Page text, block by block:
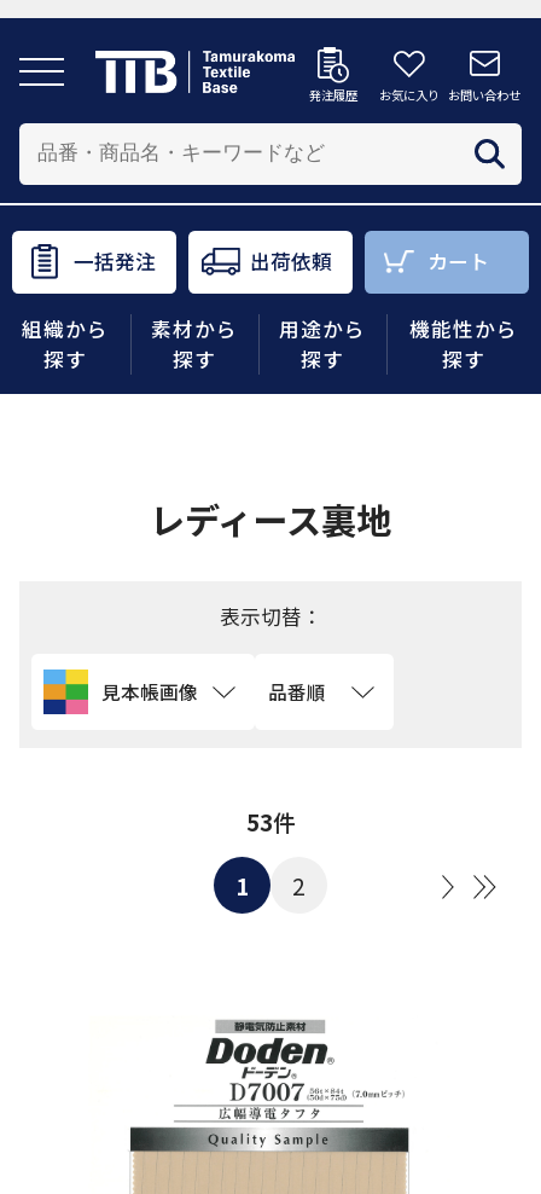
発注履歴 お気に入り お問い合わせ
一括発注 出荷依頼 カート
組織から
探す
素材から
探す
用途から
探す
機能性から
探す
発注履歴 お気に入り お問い合わせ
商品をさがす
組織から探す
会員様メニュー
歴
大阪本社 〒541-0052 大阪府中央区安土町3-3-9
東京本社 〒150-0001 東京都渋谷区神宮前1-3-10
お問い合わせフォームはこちら
レディース裏地
表示切替：
見本帳画像 品番順
53件
1
2
カートへ
配送先を追加する
商品を投入する配送先を選択してください。